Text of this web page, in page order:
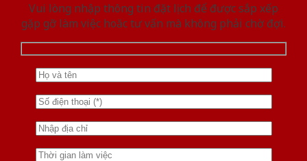
Vui lòng nhập thông tin đặt lịch để được sắp xếp
gặp gỡ làm việc hoăc tư vấn mà không phải chờ đợi.